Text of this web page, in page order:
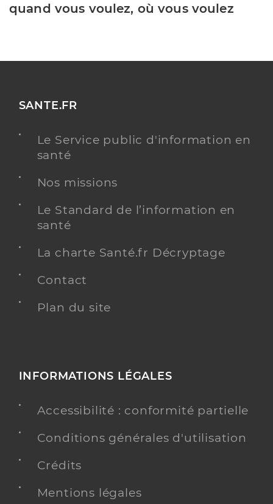
quand vous voulez, où vous voulez
SANTE.FR
Le Service public d'information en
santé
Nos missions
Le Standard de l’information en
santé
La charte Santé.fr Décryptage
Contact
Plan du site
INFORMATIONS LÉGALES
Accessibilité : conformité partielle
Conditions générales d'utilisation
Crédits
Mentions légales